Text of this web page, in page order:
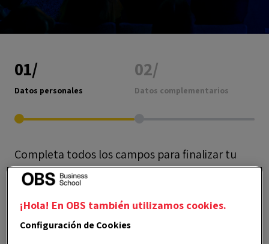
01/
Datos personales
02/
Datos complementarios
Completa todos los campos para finalizar tu
registro. Esta información es necesaria para
tus datos como miembro de la Comunidad
Alumni de OBS Business School.
¡Hola! En OBS también utilizamos cookies.
Configuración de Cookies